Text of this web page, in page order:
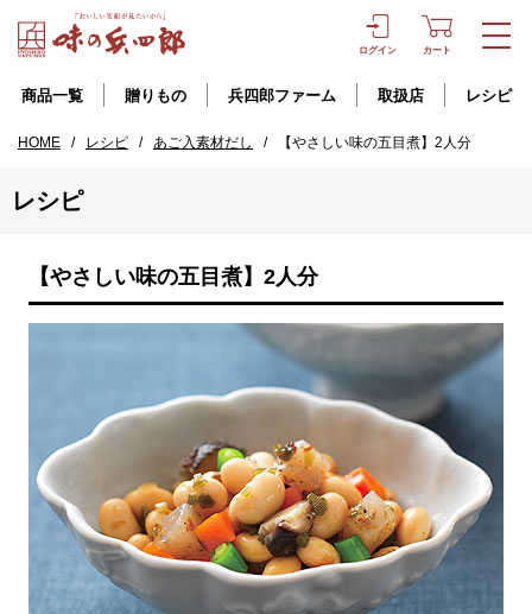
ログイン カート
商品一覧 贈りもの 兵四郎ファーム 取扱店 レシピ
HOME / レシピ / あご入素材だし / 【やさしい味の五目煮】2人分
レシピ
【やさしい味の五目煮】2人分